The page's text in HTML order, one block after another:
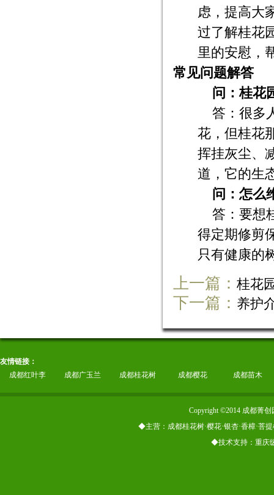
虑，提高大
过了解桂花
里的安慰，
常见问题解答
问：桂花
答：很多
花，但桂花
挥挂灰尘、
道，它的生
问：怎么
答：要想
得定期修剪
只有健康的
上一篇： 桂花
下一篇： 养护
友情链接：
成都红叶李
成都广玉兰 成都桂花树 成都樱花 成都苗木
Copyright ©2014 成都菁
◆主营：成都桂花树·樱花·银杏·香樟·菩
◆技术支持：重庆